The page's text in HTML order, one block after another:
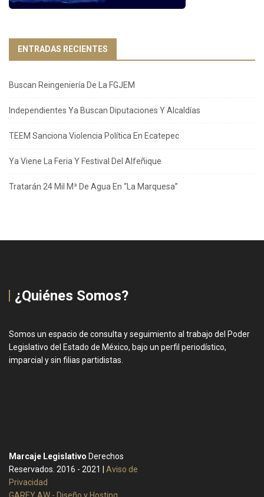
ENTRADAS RECIENTES
Buscan Reingeniería De La FGJEM
Independientes Ya Buscan Diputaciones Y Alcaldías
TEEM Sanciona Violencia Política En Ecatepec
Ya Viene La Feria Y Festival Del Alfeñique
Tratarán 24 Mil M³ De Agua En “La Marquesa”
¿Quiénes Somos?
Somos un espacio de consulta y seguimiento al trabajo del Poder
Legislativo del Estado de México, bajo un perfil periodístico,
imparcial y sin filias partidistas.
Marcaje Legislativo Derechos
Reservados. 2016 - 2021 | Aviso de
Privacidad